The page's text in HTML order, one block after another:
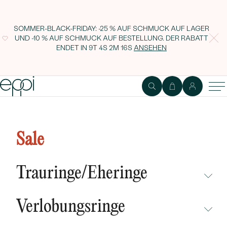
SOMMER-BLACK-FRIDAY: -25 % AUF SCHMUCK AUF LAGER
UND -10 % AUF SCHMUCK AUF BESTELLUNG. DER RABATT
ENDET IN9T 4S 2M 15S ANSEHEN
Sale
Trauringe/Eheringe
NEUHEITEN
Verlobungsringe
und Diamanten Kamila